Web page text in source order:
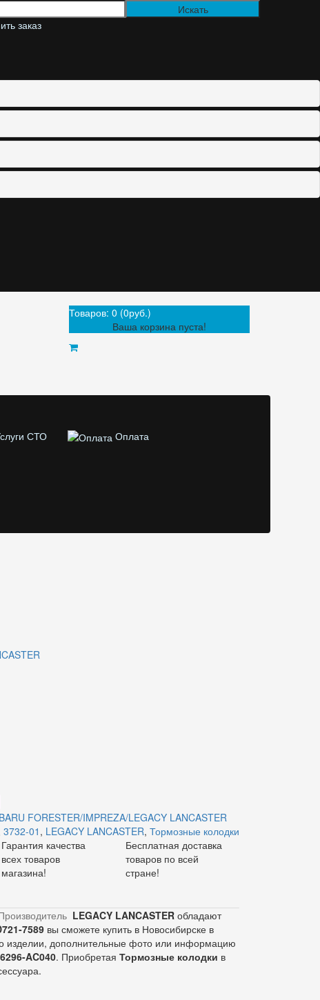
заказ
Товаров: 0 (0руб.)
Ваша корзина пуста!
СТО Оплата
FORESTER/IMPREZA/LEGACY LANCASTER
3732-01 , LEGACY LANCASTER, Тормозные колодки
Гарантия качества
всех товаров
магазина!
Бесплатная доставка
товаров по всей
стране!
LEGACY LANCASTER обладают
7589 вы сможете купить в Новосибирске в
изделии, дополнительные фото или информацию
AC040. Приобретая Тормозные колодки в